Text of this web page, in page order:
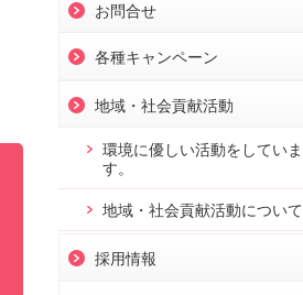
お問合せ
各種キャンペーン
地域・社会貢献活動
環境に優しい活動をしていま
す。
地域・社会貢献活動について
採用情報